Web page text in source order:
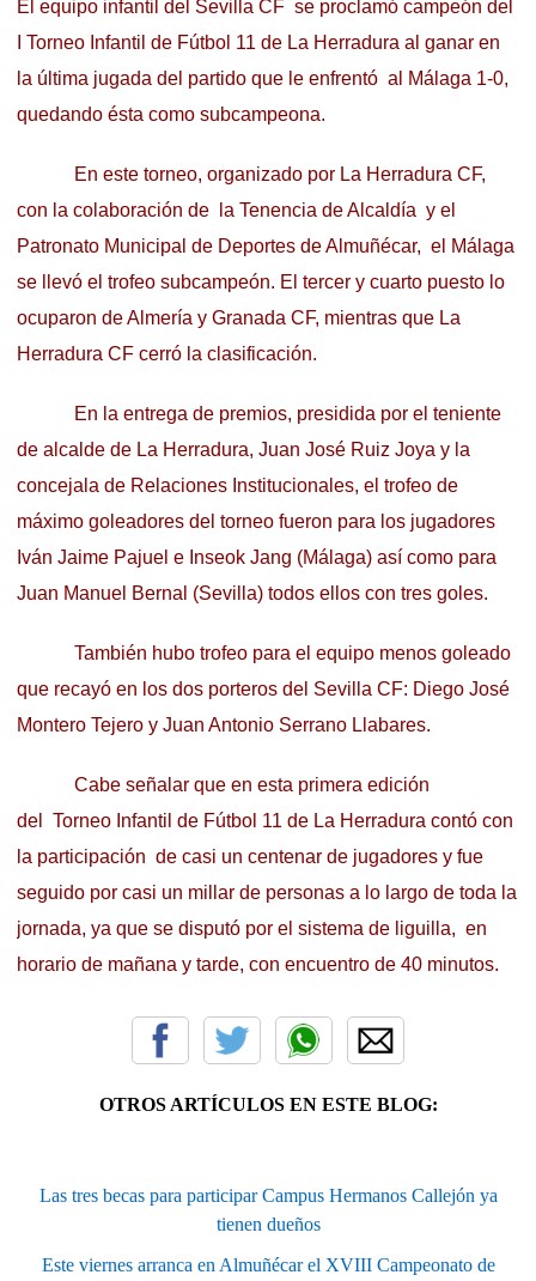
El equipo infantil del Sevilla CF se proclamó campeón del
I Torneo Infantil de Fútbol 11 de La Herradura al ganar en
la última jugada del partido que le enfrentó al Málaga 1-0,
quedando ésta como subcampeona.
En este torneo, organizado por La Herradura CF,
con la colaboración de la Tenencia de Alcaldía y el
Patronato Municipal de Deportes de Almuñécar, el Málaga
se llevó el trofeo subcampeón. El tercer y cuarto puesto lo
ocuparon de Almería y Granada CF, mientras que La
Herradura CF cerró la clasificación.
En la entrega de premios, presidida por el teniente
de alcalde de La Herradura, Juan José Ruiz Joya y la
concejala de Relaciones Institucionales, el trofeo de
máximo goleadores del torneo fueron para los jugadores
Iván Jaime Pajuel e Inseok Jang (Málaga) así como para
Juan Manuel Bernal (Sevilla) todos ellos con tres goles.
También hubo trofeo para el equipo menos goleado
que recayó en los dos porteros del Sevilla CF: Diego José
Montero Tejero y Juan Antonio Serrano Llabares.
Cabe señalar que en esta primera edición
del Torneo Infantil de Fútbol 11 de La Herradura contó con
la participación de casi un centenar de jugadores y fue
seguido por casi un millar de personas a lo largo de toda la
jornada, ya que se disputó por el sistema de liguilla, en
horario de mañana y tarde, con encuentro de 40 minutos.
OTROS ARTÍCULOS EN ESTE BLOG:
Las tres becas para participar Campus Hermanos Callejón ya
tienen dueños
Este viernes arranca en Almuñécar el XVIII Campeonato de